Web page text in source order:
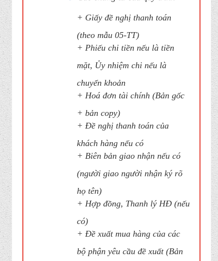
+ Giấy đề nghị thanh toán
(theo mẫu 05-TT)
+ Phiếu chi tiền nếu là tiền
mặt, Ủy nhiệm chi nếu là
chuyển khoản
+ Hoá đơn tài chính (Bản gốc
+ bản copy)
+ Đề nghị thanh toán của
khách hàng nếu có
+ Biên bản giao nhận nếu có
(người giao người nhận ký rõ
họ tên)
+ Hợp đồng, Thanh lý HĐ (nếu
có)
+ Đề xuất mua hàng của các
bộ phận yêu cầu đề xuất (Bản